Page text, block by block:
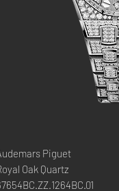
Piguet
Oak Quartz